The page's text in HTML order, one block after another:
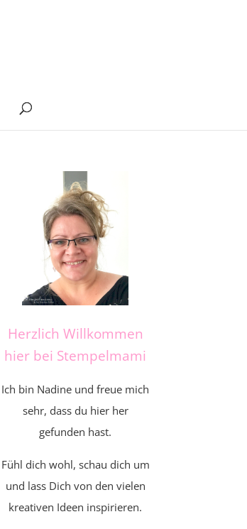
Herzlich Willkommen
hier bei Stempelmami
Ich bin Nadine und freue mich
sehr, dass du hier her
gefunden hast.
Fühl dich wohl, schau dich um
und lass Dich von den vielen
kreativen Ideen inspirieren.